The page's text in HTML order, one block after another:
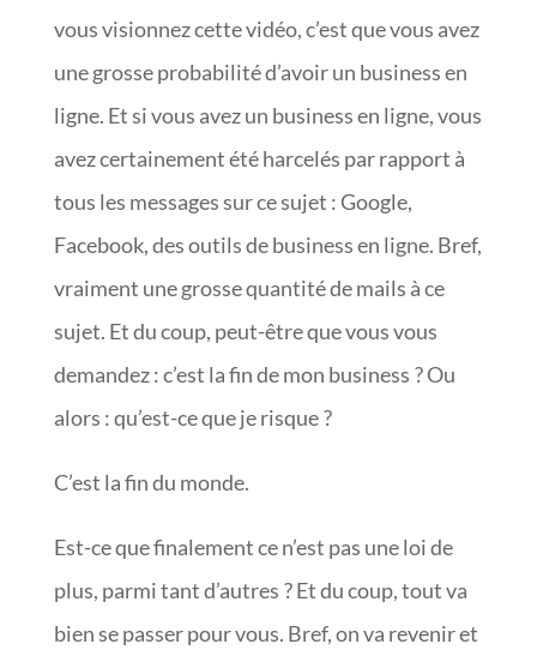
vous visionnez cette vidéo, c’est que vous avez
une grosse probabilité d’avoir un business en
ligne. Et si vous avez un business en ligne, vous
avez certainement été harcelés par rapport à
tous les messages sur ce sujet : Google,
Facebook, des outils de business en ligne. Bref,
vraiment une grosse quantité de mails à ce
sujet. Et du coup, peut-être que vous vous
demandez : c’est la fin de mon business ? Ou
alors : qu’est-ce que je risque ?
C’est la fin du monde.
Est-ce que finalement ce n’est pas une loi de
plus, parmi tant d’autres ? Et du coup, tout va
bien se passer pour vous. Bref, on va revenir et